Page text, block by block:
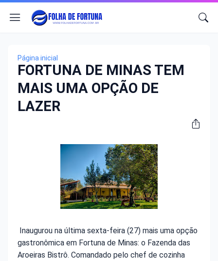
Página inicial
FORTUNA DE MINAS TEM
MAIS UMA OPÇÃO DE
LAZER
Inaugurou na última sexta-feira (27) mais uma opção
gastronômica em Fortuna de Minas: o Fazenda das
Aroeiras Bistrô. Comandado pelo chef de cozinha